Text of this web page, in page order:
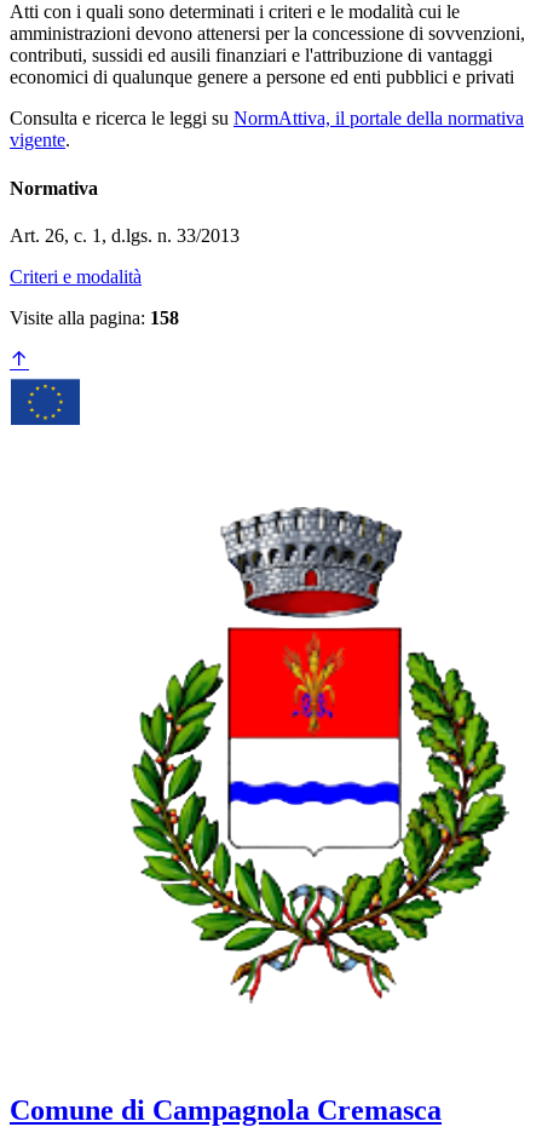
Atti con i quali sono determinati i criteri e le modalità cui le
amministrazioni devono attenersi per la concessione di sovvenzioni,
contributi, sussidi ed ausili finanziari e l'attribuzione di vantaggi
economici di qualunque genere a persone ed enti pubblici e privati
Consulta e ricerca le leggi su NormAttiva, il portale della normativa
vigente.
Normativa
Art. 26, c. 1, d.lgs. n. 33/2013
Criteri e modalità
Visite alla pagina: 158
Comune di Campagnola Cremasca